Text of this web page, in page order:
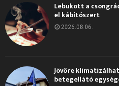
Lebukott a
el kábítószert
2026.08.06.
Jövőre
betegellátó